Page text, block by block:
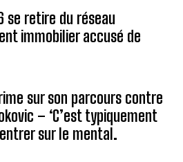
se retire du réseau
immobilier accusé de
sur son parcours contre
– ‘C’est typiquement
sur le mental.